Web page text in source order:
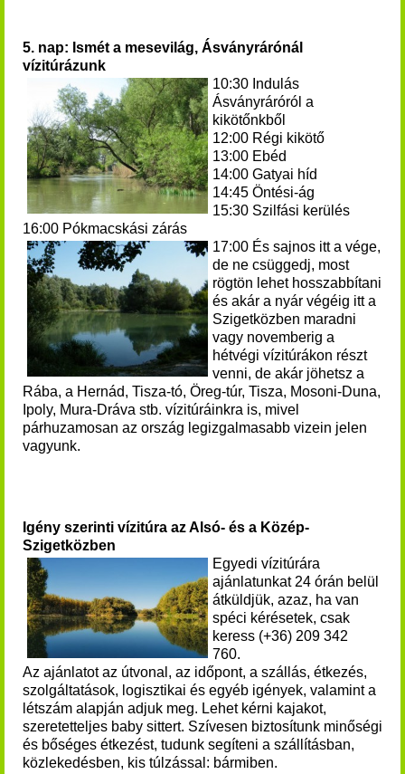
5. nap: Ismét a mesevilág, Ásványrárónál
vízitúrázunk
10:30 Indulás
Ásványráróról a
kikötőnkből
12:00 Régi kikötő
13:00 Ebéd
14:00 Gatyai híd
14:45 Öntési-ág
15:30 Szilfási kerülés
16:00 Pókmacskási zárás
17:00 És sajnos itt a vége,
de ne csüggedj, most
rögtön lehet hosszabbítani
és akár a nyár végéig itt a
Szigetközben maradni
vagy novemberig a
hétvégi vízitúrákon részt
venni, de akár jöhetsz a
Rába, a Hernád, Tisza-tó, Öreg-túr, Tisza, Mosoni-Duna,
Ipoly, Mura-Dráva stb. vízitúráinkra is, mivel
párhuzamosan az ország legizgalmasabb vizein jelen
vagyunk.
Igény szerinti vízitúra az Alsó- és a Közép-
Szigetközben
Egyedi vízitúrára
ajánlatunkat 24 órán belül
átküldjük, azaz, ha van
spéci kérésetek, csak
keress (+36) 209 342
760.
Az ajánlatot az útvonal, az időpont, a szállás, étkezés,
szolgáltatások, logisztikai és egyéb igények, valamint a
létszám alapján adjuk meg. Lehet kérni kajakot,
szeretetteljes baby sittert. Szívesen biztosítunk minőségi
és bőséges étkezést, tudunk segíteni a szállításban,
közlekedésben, kis túlzással: bármiben.